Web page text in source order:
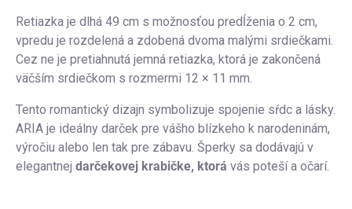
Retiazka je dlhá 49 cm s možnosťou predĺženia o 2 cm,
vpredu je rozdelená a zdobená dvoma malými srdiečkami.
Cez ne je pretiahnutá jemná retiazka, ktorá je zakončená
väčším srdiečkom s rozmermi 12 × 11 mm.
Tento romantický dizajn symbolizuje spojenie sŕdc a lásky.
ARIA je ideálny darček pre vášho blízkeho k narodeninám,
výročiu alebo len tak pre zábavu. Šperky sa dodávajú v
elegantnej darčekovej krabičke, ktorá vás poteší a očarí.